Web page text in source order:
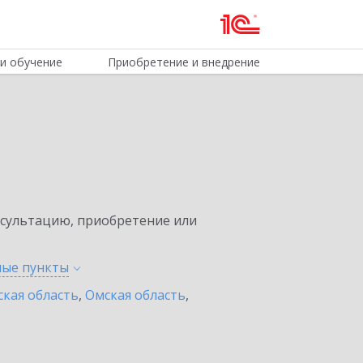
обучение Приобретение и внедрение
приобретение или
пункты
область, Омская область,